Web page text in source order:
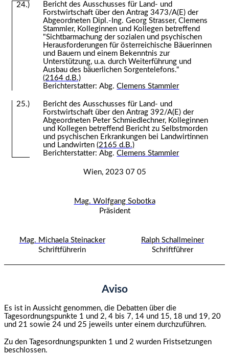
24.)
Bericht des Ausschusses für Land- und
Forstwirtschaft über den Antrag 3473/A(E) der
Abgeordneten Dipl.-Ing. Georg Strasser, Clemens
Stammler, Kolleginnen und Kollegen betreffend
"Sichtbarmachung der sozialen und psychischen
Herausforderungen für österreichische Bäuerinnen
und Bauern und einem Bekenntnis zur
Unterstützung, u.a. durch Weiterführung und
Ausbau des bäuerlichen Sorgentelefons."
(2164 d.B.)
Berichterstatter: Abg.Clemens Stammler
25.)
Bericht des Ausschusses für Land- und
Forstwirtschaft über den Antrag 392/A(E) der
Abgeordneten Peter Schmiedlechner, Kolleginnen
und Kollegen betreffend Bericht zu Selbstmorden
und psychischen Erkrankungen bei Landwirtinnen
und Landwirten(2165 d.B.)
Berichterstatter: Abg.Clemens Stammler
Wien, 2023 07 05
Mag. Wolfgang Sobotka
Präsident
Mag. Michaela Steinacker
Schriftführerin
Ralph Schallmeiner
Schriftführer
Aviso
Es ist in Aussicht genommen, die Debatten über die
Tagesordnungspunkte 1 und 2, 4 bis 7, 14 und 15, 18 und 19, 20
und 21 sowie 24 und 25 jeweils unter einem durchzuführen.
Zu den Tagesordnungspunkten 1 und 2 wurden Fristsetzungen
beschlossen.